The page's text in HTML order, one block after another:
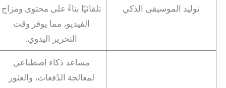
توليد الموسيقى الذكي
تلقائيًا بناءً على محتوى ومزاج
الفيديو، مما يوفر وقت
التحرير اليدوي.
مساعد ذكاء اصطناعي
لمعالجة الدُفعات، والعثور